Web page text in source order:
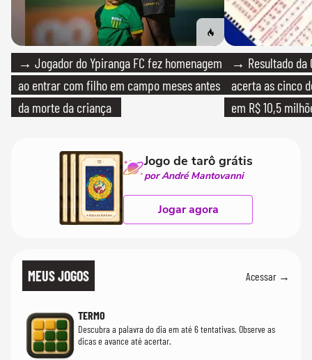
→ Jogador do Ypiranga FC fez homenagem
ao entrar com filho em campo meses antes
da morte da criança
→ Resultado da
acerta as cinco
em R$ 10,5
Jogo de tarô grátis
por André Mantovanni
Jogar agora
MEUS JOGOS Acessar →
TERMO
Descubra a palavra do dia em até 6 tentativas. Observe as
dicas e avance até acertar.